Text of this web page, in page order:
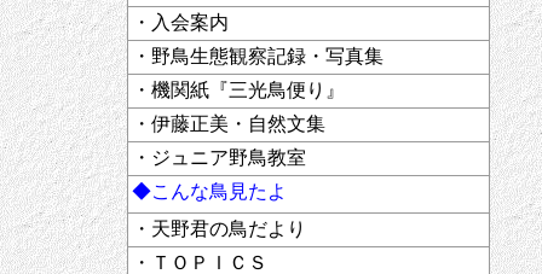
・入会案内
・野鳥生態観察記録・写真集
・機関紙『三光鳥便り』
・伊藤正美・自然文集
・ジュニア野鳥教室
◆こんな鳥見たよ
・天野君の鳥だより
・ＴＯＰＩＣＳ